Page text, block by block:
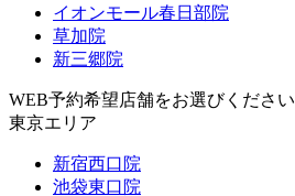
イオンモール春日部院
草加院
新三郷院
WEB予約希望店舗をお選びください
東京エリア
新宿西口院
池袋東口院